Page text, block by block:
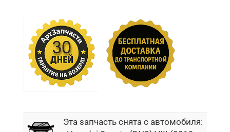
Эта запчасть снята с автомобиля: